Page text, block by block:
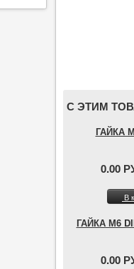
С ЭТИМ
ГАЙКА
0.00
В
ГАЙКА М6
0.00